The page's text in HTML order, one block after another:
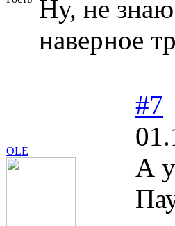
Ну, не
наверное
OLE
#7
А